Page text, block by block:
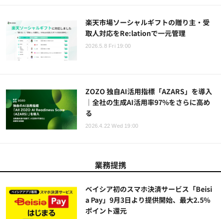
楽天市場ソーシャルギフトの贈り主・受
取人対応をRe:lationで一元管理
2026.5.8 Fri 19:00
ZOZO 独自AI活用指標「AZARS」を導入
｜全社の生成AI活用率97%をさらに高め
る
2026.4.22 Wed 19:00
業務提携
ベイシア初のスマホ決済サービス「Beisi
a Pay」9月3日より提供開始、最大2.5%
ポイント還元